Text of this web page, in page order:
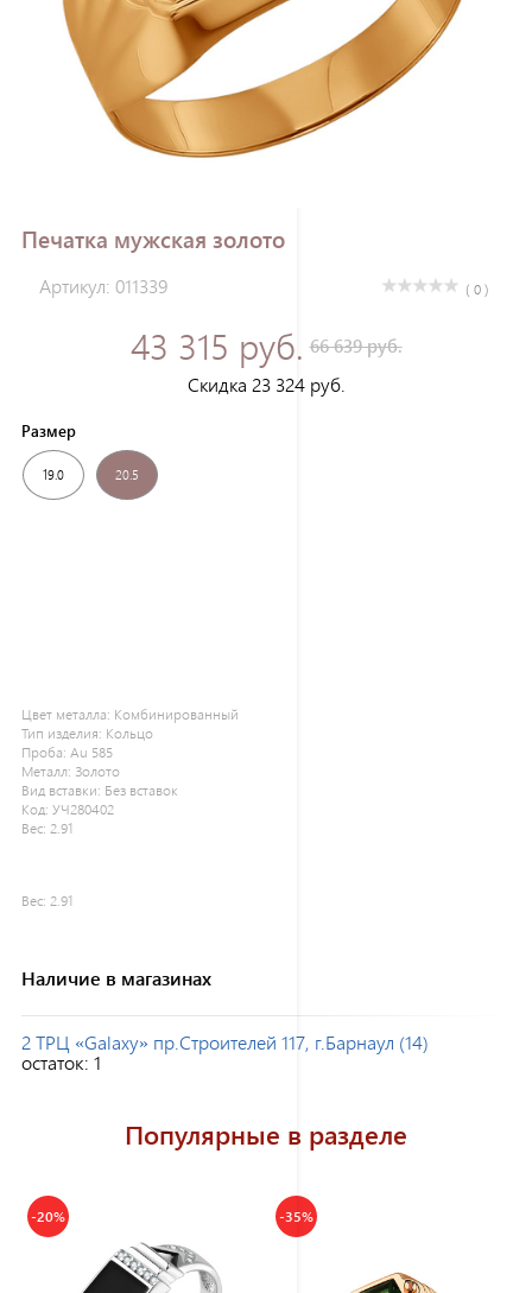
Печатка мужская золото
Артикул: 011339 ( 0 )
43 315 руб. 66 639 руб.
Скидка 23 324 руб.
Размер
19.0 20.5
Цвет металла: Комбинированный
Тип изделия: Кольцо
Проба: Au 585
Металл: Золото
Вид вставки: Без вставок
Код: УЧ280402
Вес: 2.91
Вес: 2.91
Наличие в магазинах
2 ТРЦ «Galaxy» пр.Строителей 117, г.Барнаул (14)
остаток: 1
Популярные в разделе
-20% -35%
Зарегистрироваться